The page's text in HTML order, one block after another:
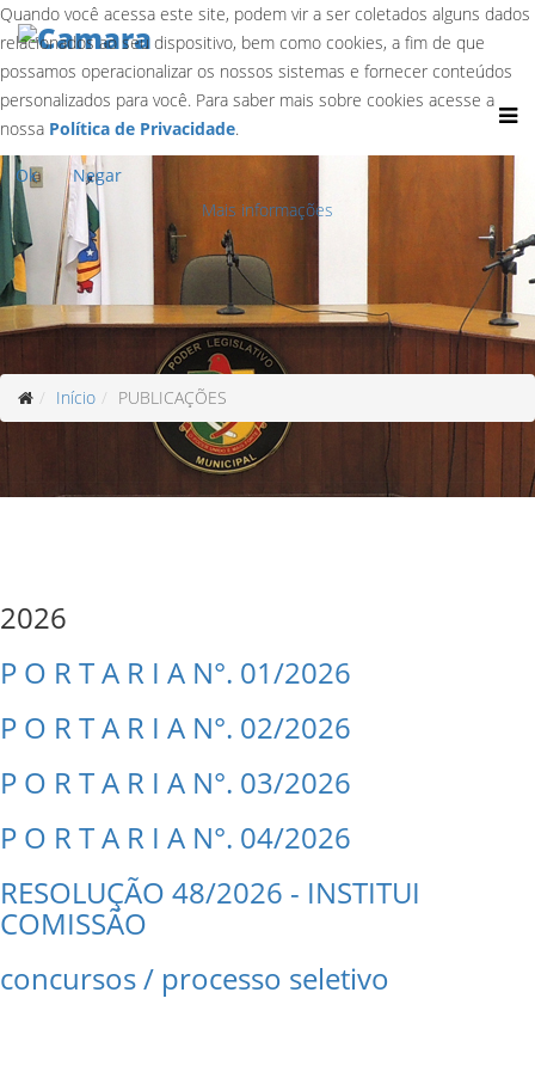
Início PUBLICAÇÕES
2026
P O R T A R I A N°. 01/2026
P O R T A R I A N°. 02/2026
P O R T A R I A N°. 03/2026
P O R T A R I A N°. 04/2026
RESOLUÇÃO 48/2026 - INSTITUI
COMISSÃO
concursos / processo seletivo
Quando você acessa este site, podem vir a ser coletados alguns dados
relacionados ao seu dispositivo, bem como cookies, a fim de que
possamos operacionalizar os nossos sistemas e fornecer conteúdos
personalizados para você. Para saber mais sobre cookies acesse a
nossa Política de Privacidade.
Ok
Negar
Mais informações